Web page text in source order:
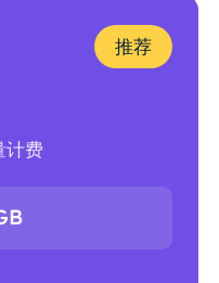
推荐
计费